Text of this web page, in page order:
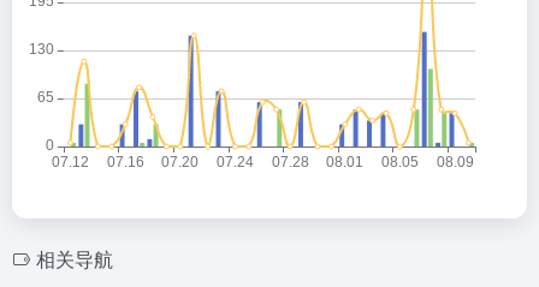
相关导航